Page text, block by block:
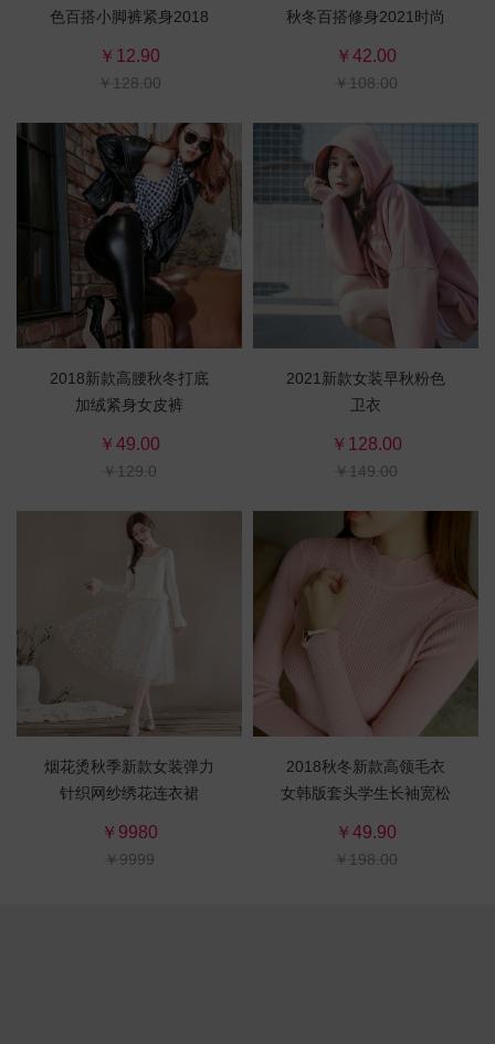
色百搭小脚裤紧身2018
￥12.90
￥128.00
秋冬百搭修身2021时尚
￥42.00
￥108.00
2018新款高腰秋冬打底
加绒紧身女皮裤
￥49.00
￥129.0
2021新款女装早秋粉色
卫衣
￥128.00
￥149.00
烟花烫秋季新款女装弹力
针织网纱绣花连衣裙
￥9980
￥9999
2018秋冬新款高领毛衣
女韩版套头学生长袖宽松
￥49.90
￥198.00